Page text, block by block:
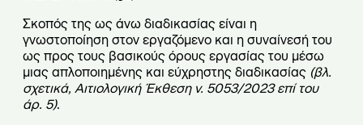
Σκοπός της ως άνω διαδικασίας είναι η
γνωστοποίηση στον εργαζόμενο και η συναίνεσή του
ως προς τους βασικούς όρους εργασίας του μέσω
μιας απλοποιημένης και εύχρηστης διαδικασίας (βλ.
σχετικά, Αιτιολογική Έκθεση ν. 5053/2023 επί του
άρ. 5).